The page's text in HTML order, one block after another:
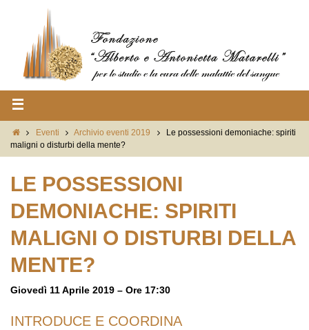
Eventi Archivio eventi 2019
Le possessioni demoniache: spiriti
maligni o disturbi della mente?
LE POSSESSIONI
DEMONIACHE: SPIRITI
MALIGNI O DISTURBI DELLA
MENTE?
Giovedì 11 Aprile 2019 – Ore 17:30
INTRODUCE E COORDINA